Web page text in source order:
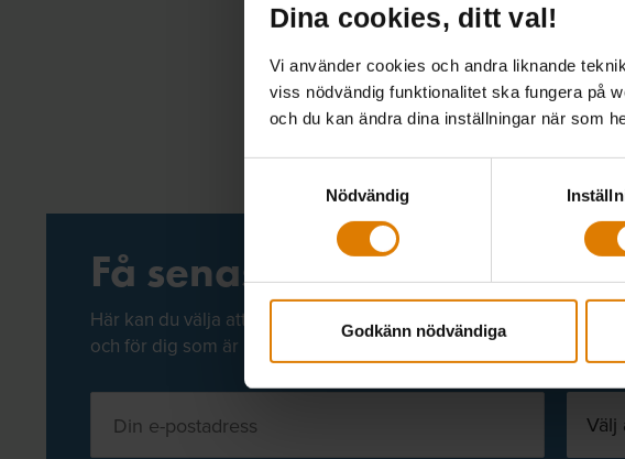
Dina cookies, ditt val!
Vi använder cookies och andra liknande
viss nödvändig funktionalitet ska fungera på
och du kan ändra dina inställningar när som
Nödvändig
Godkänn nödvändiga
Få senaste nytt direkt i
Här kan du välja att prenumerera på våra olika nyhetsbrev och
och för dig som är medlem finns även nyhetsbrev inom olika
Välj